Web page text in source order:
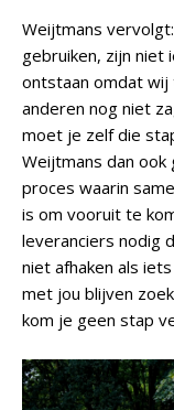
Weijtmans
gebruiken, zijn niet
ontstaan omdat wij
anderen nog niet
moet je zelf die
Weijtmans dan
proces waarin
is om vooruit te
leveranciers nodig
niet afhaken als
met jou blijven
kom je geen stap